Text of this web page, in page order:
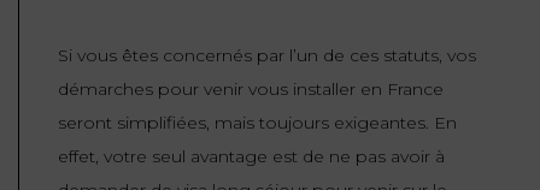
LICENCIEMENT
PENSION
ALIMENTAIRE
DISTRIBUTION
ENTREPRISES
EN
Si vous êtes concernés par l’un de ces statuts, vos
démarches pour venir vous installer en France
seront simplifiées, mais toujours exigeantes. En
effet, votre seul avantage est de ne pas avoir à